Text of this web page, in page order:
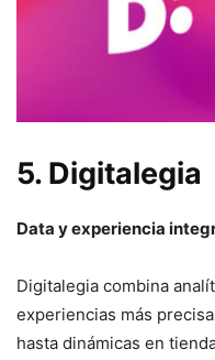
5. Digitalegia
Data y experiencia
Digitalegia combina
experiencias más
hasta dinámicas en